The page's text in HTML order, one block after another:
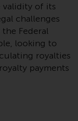
der
die
Funds
keine
validity of its
challenges
Federal
looking to
royalties
payments